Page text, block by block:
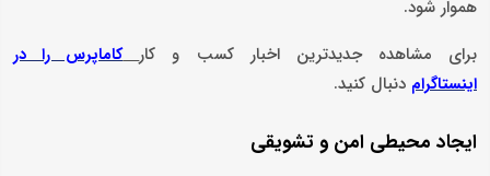
هموار شود.
برای مشاهده جدیدترین اخبار کسب و کار
کاماپرس را در
اینستاگرام دنبال کنید.
ایجاد محیطی امن و تشویقی